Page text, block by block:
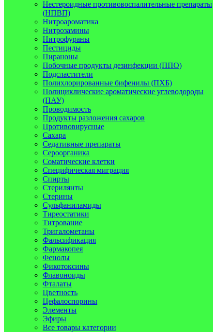
Нестероидные противовоспалительные препараты
(НПВП)
Нитроароматика
Нитрозамины
Нитрофураны
Пестициды
Пираноны
Побочные продукты дезинфекции (ППО)
Подсластители
Полихлорированные бифенилы (ПХБ)
Полициклические ароматические углеводороды
(ПАУ)
Проводимость
Продукты разложения сахаров
Противовирусные
Сахара
Седативные препараты
Сероорганика
Соматические клетки
Специфическая миграция
Спирты
Стерилянты
Стерины
Сульфаниламиды
Тиреостатики
Титрование
Тригалометаны
Фальсификация
Фармакопея
Фенолы
Фикотоксины
Флавоноиды
Фталаты
Цветность
Цефалоспорины
Элементы
Эфиры
Все товары категории